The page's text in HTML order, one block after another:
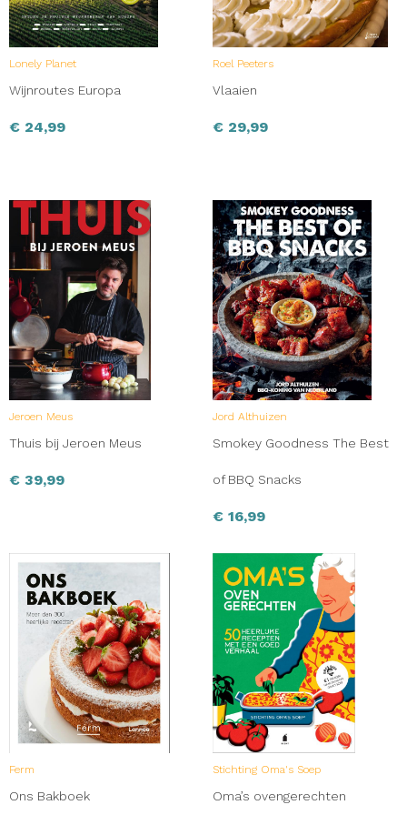
Lonely Planet
Wijnroutes Europa
€ 24,99
Roel Peeters
Vlaaien
€ 29,99
Jeroen Meus
Thuis bij Jeroen Meus
€ 39,99
Jord Althuizen
Smokey Goodness The Best
of BBQ Snacks
€ 16,99
Ferm
Ons Bakboek
Stichting Oma's Soep
Oma’s ovengerechten